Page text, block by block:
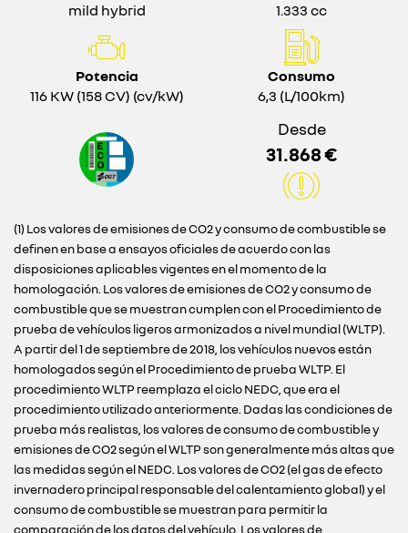
mild hybrid
1.333 cc
Potencia
116 KW (158 CV) (cv/kW)
Consumo
6,3 (L/100km)
Desde
31.868 €
(1) Los valores de emisiones de CO2 y consumo de combustible se
definen en base a ensayos oficiales de acuerdo con las
disposiciones aplicables vigentes en el momento de la
homologación. Los valores de emisiones de CO2 y consumo de
combustible que se muestran cumplen con el Procedimiento de
prueba de vehículos ligeros armonizados a nivel mundial (WLTP).
A partir del 1 de septiembre de 2018, los vehículos nuevos están
homologados según el Procedimiento de prueba WLTP. El
procedimiento WLTP reemplaza el ciclo NEDC, que era el
procedimiento utilizado anteriormente. Dadas las condiciones de
prueba más realistas, los valores de consumo de combustible y
emisiones de CO2 según el WLTP son generalmente más altas que
las medidas según el NEDC. Los valores de CO2 (el gas de efecto
invernadero principal responsable del calentamiento global) y el
consumo de combustible se muestran para permitir la
comparación de los datos del vehículo. Los valores de